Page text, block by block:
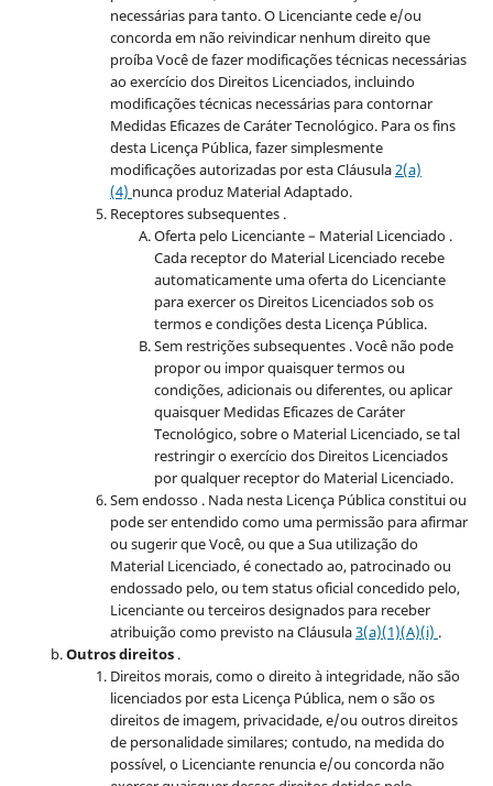
necessárias para tanto. O Licenciante cede e/ou
concorda em não reivindicar nenhum direito que
proíba Você de fazer modificações técnicas necessárias
ao exercício dos Direitos Licenciados, incluindo
modificações técnicas necessárias para contornar
Medidas Eficazes de Caráter Tecnológico. Para os fins
desta Licença Pública, fazer simplesmente
modificações autorizadas por esta Cláusula2(a)
(4) nunca produz Material Adaptado.
Receptores subsequentes .
Oferta pelo Licenciante – Material Licenciado .
Cada receptor do Material Licenciado recebe
automaticamente uma oferta do Licenciante
para exercer os Direitos Licenciados sob os
termos e condições desta Licença Pública.
Sem restrições subsequentes . Você não pode
propor ou impor quaisquer termos ou
condições, adicionais ou diferentes, ou aplicar
quaisquer Medidas Eficazes de Caráter
Tecnológico, sobre o Material Licenciado, se tal
restringir o exercício dos Direitos Licenciados
por qualquer receptor do Material Licenciado.
Sem endosso . Nada nesta Licença Pública constitui ou
pode ser entendido como uma permissão para afirmar
ou sugerir que Você, ou que a Sua utilização do
Material Licenciado, é conectado ao, patrocinado ou
endossado pelo, ou tem status oficial concedido pelo,
Licenciante ou terceiros designados para receber
atribuição como previsto na Cláusula3(a)(1)(A)(i) .
Outros direitos .
Direitos morais, como o direito à integridade, não são
licenciados por esta Licença Pública, nem o são os
direitos de imagem, privacidade, e/ou outros direitos
de personalidade similares; contudo, na medida do
possível, o Licenciante renuncia e/ou concorda não